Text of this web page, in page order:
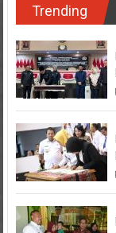
Trending